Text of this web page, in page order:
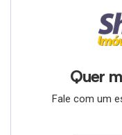
Quer
Fale com um